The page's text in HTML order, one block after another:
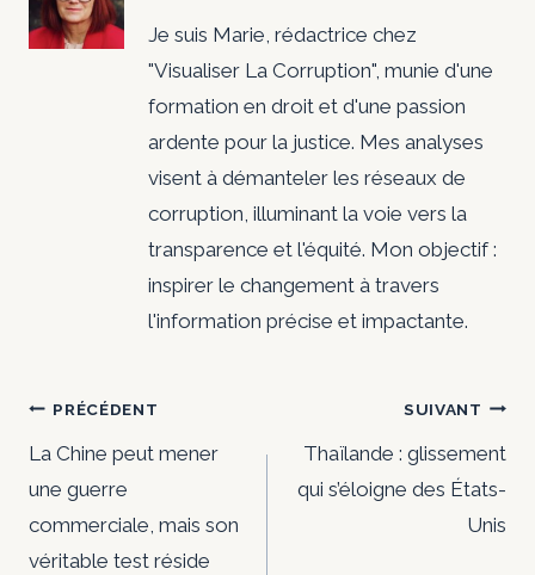
Je suis Marie, rédactrice chez
"Visualiser La Corruption", munie d'une
formation en droit et d'une passion
ardente pour la justice. Mes analyses
visent à démanteler les réseaux de
corruption, illuminant la voie vers la
transparence et l'équité. Mon objectif :
inspirer le changement à travers
l'information précise et impactante.
Navigation
de
l’article
PRÉCÉDENT
La Chine peut mener
une guerre
commerciale, mais son
véritable test réside
SUIVANT
Thaïlande : glissement
qui s’éloigne des États-
Unis